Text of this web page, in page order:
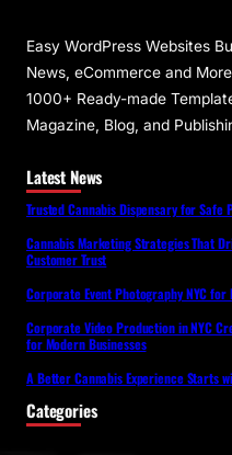
Easy WordPress Websites
News, eCommerce and
1000+ Ready-made
Magazine, Blog, and
Latest News
Trusted Cannabis Dispensary for Safe
Cannabis Marketing Strategies That
Customer Trust
Corporate Event Photography NYC for
Corporate Video Production in NYC
for Modern Businesses
A Better Cannabis Experience Starts
Categories